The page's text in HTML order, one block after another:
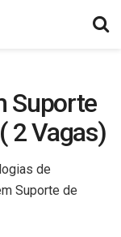
Suporte
2 Vagas)
de
Suporte de